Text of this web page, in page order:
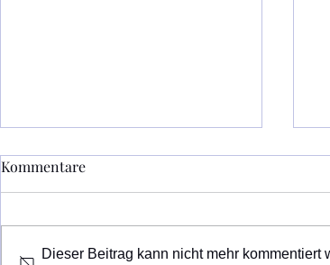
Kommentare
Dieser Beitrag kann nicht mehr